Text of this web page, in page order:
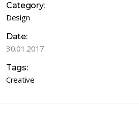
Category:
Design
Date:
30.01.2017
Tags:
Creative